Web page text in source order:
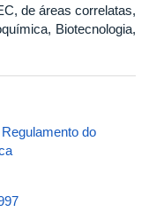
de áreas correlatas,
Biotecnologia,
do